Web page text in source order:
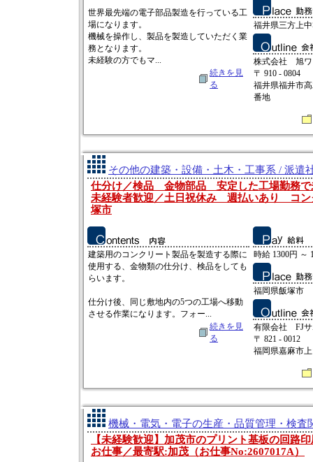
世界最先端の電子部品製造を行っている工
場になります。
機械を操作し、製品を製造していただく業
務となります。
未経験の方でもマ...
続きを見
る
福井県三方上
株式会社 旭ワ
〒 910 - 0804
福井県福井市
番地
その他の建築・設備・土木・工事系 / 派遣
仕分け／検品 金物部品 安定した工場勤務
未経験者歓迎／土日祝休み 週払いあり コ
塚市
建築用のコンクリート製品を製造する際に
使用する、金物類の仕分け、検品をしても
らいます。
仕分け後、同じ敷地内の5つの工場へ移動
させる作業になります。フォー...
続きを見
る
時給 1300円 ～
福岡県飯塚市
有限会社 FJサ
〒 821 - 0012
福岡県嘉麻市
機械・電気・電子の生産・品質管理・検査
【未経験歓迎】加茂市のプリント基板の回路
お仕事／最寄駅:加茂（お仕事No:2607017A）